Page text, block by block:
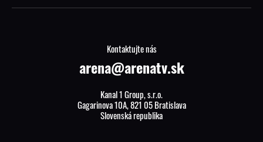
Kontaktujte nás
arena@arenatv.sk
Kanal 1 Group, s.r.o.
Gagarinova 10A, 821 05 Bratislava
Slovenská republika